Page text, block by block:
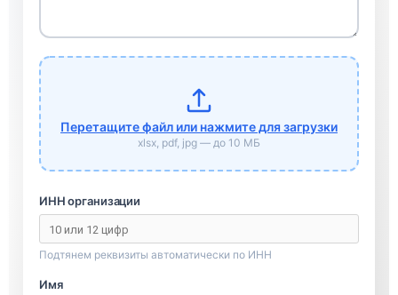
Перетащите файл или нажмите для загрузки
xlsx, pdf, jpg — до 10 МБ
ИНН организации
Подтянем реквизиты автоматически по ИНН
Имя